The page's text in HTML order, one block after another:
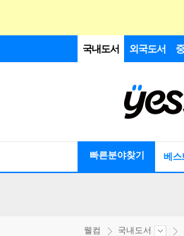
국내도서 외국도서
빠른분야찾기 베스
웰컴 국내도서